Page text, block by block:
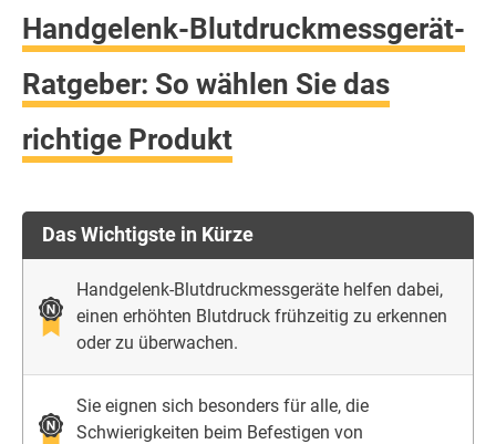
Handgelenk-Blutdruckmessgerät-
Ratgeber: So wählen Sie das
richtige Produkt
Das Wichtigste in Kürze
Handgelenk-Blutdruckmessgeräte helfen dabei,
einen erhöhten Blutdruck frühzeitig zu erkennen
oder zu überwachen.
Sie eignen sich besonders für alle, die
Schwierigkeiten beim Befestigen von